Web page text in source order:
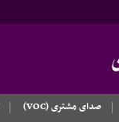
صدای مشتری (VOC)